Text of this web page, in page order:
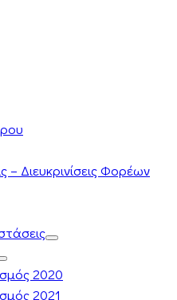
– Διευκρινίσεις Φορέων
2020
2021